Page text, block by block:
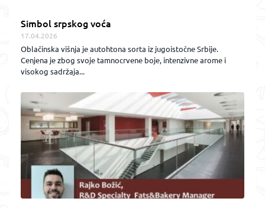
Simbol srpskog voća
17.04.2026
Oblačinska višnja je autohtona sorta iz jugoistočne Srbije.
Cenjena je zbog svoje tamnocrvene boje, intenzivne arome i
visokog sadržaja...